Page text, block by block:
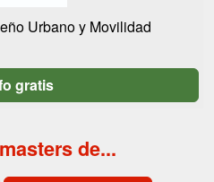
Urbano y Movilidad
gratis
de...